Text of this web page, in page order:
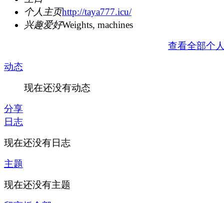
个人主页http://taya777.icu/
兴趣爱好Weights, machines
查看全部个
动态
现在还没有动态
分享
日志
现在还没有日志
主题
现在还没有主题